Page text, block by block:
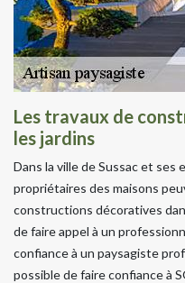
Les travaux de
les jardins
Dans la ville de Sussac et ses
propriétaires des maisons
constructions décoratives
de faire appel à un
confiance à un paysagiste
possible de faire confiance à